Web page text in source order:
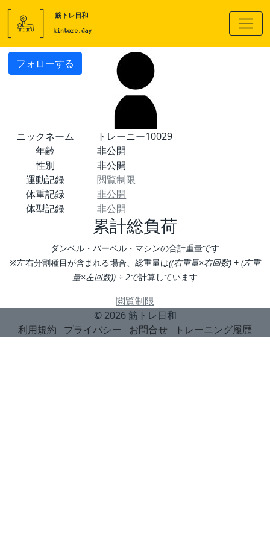
フォローする
ニックネーム
トレーニー10029
年齢
非公開
性別
非公開
運動記録
閲覧制限
体重記録
非公開
体型記録
非公開
累計総負荷
ダンベル・バーベル・マシンの合計重量です
※左右分割種目が含まれる場合、総重量は((右重量×右回数) + (左重
量×左回数)) ÷ 2で計算しています
閲覧制限
© 2026 筋トレ日和
利用規約
プライバシー お問合せ トレーニング履歴